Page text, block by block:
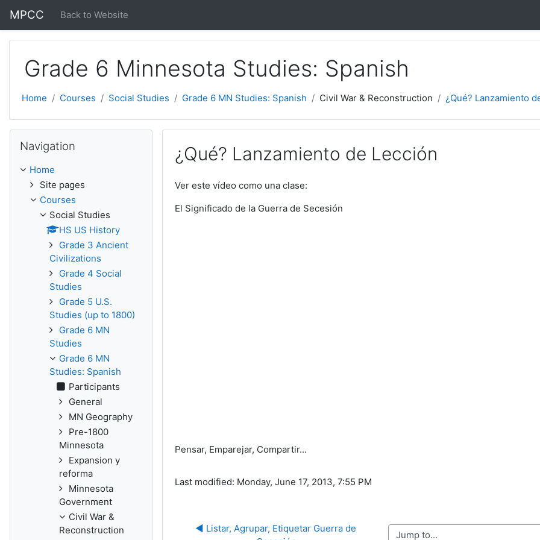
MPCC Back to Website
Grade 6 Minnesota Studies: Spanish
Home Courses Social Studies Grade 6 MN Studies: Spanish Civil War & Reconstruction ¿Qué? Lanzamiento
¿Qué? Lanzamiento de Lección
Ver este vídeo como una clase:
El Significado de la Guerra de Secesión
Pensar, Emparejar, Compartir...
Last modified: Monday, June 17, 2013, 7:55 PM
◀︎ Listar, Agrupar, Etiquetar Guerra de
Jump to...
Navigation
Home
Site pages
Courses
Social Studies
HS US History
Grade 3 Ancient
Civilizations
Grade 4 Social
Studies
Grade 5 U.S.
Studies (up to 1800)
Grade 6 MN
Studies
Grade 6 MN
Studies: Spanish
Participants
General
MN Geography
Pre-1800
Minnesota
Expansion y
reforma
Minnesota
Government
Civil War &
Reconstruction